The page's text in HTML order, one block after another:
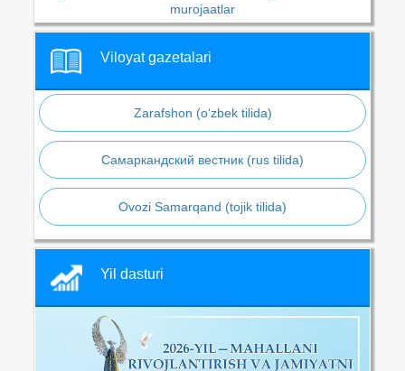
murojaatlar
Viloyat gazetalari
Zarafshon (o‘zbek tilida)
Самаркандский вестник (rus tilida)
Ovozi Samarqand (tojik tilida)
Yil dasturi